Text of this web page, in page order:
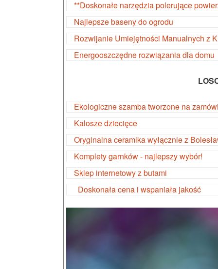
**Doskonałe narzędzia polerujące
Najlepsze baseny do ogrodu
Rozwijanie Umiejętności Manualnych z
Energooszczędne rozwiązania dla domu
Ekologiczne szamba tworzone na
Kalosze dziecięce
Oryginalna ceramika wyłącznie z
Komplety garnków - najlepszy wybór!
Sklep internetowy z butami
Doskonała cena i wspaniała jakość